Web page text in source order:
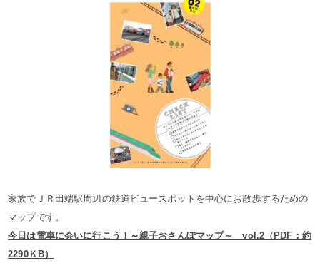
家族でＪＲ田端駅周辺の鉄道ビュースポットを中心にお散歩するための
マップです。
今日は電車に会いに行こう！～親子おさんぽマップ～ vol.2（PDF：約
2290ＫB）